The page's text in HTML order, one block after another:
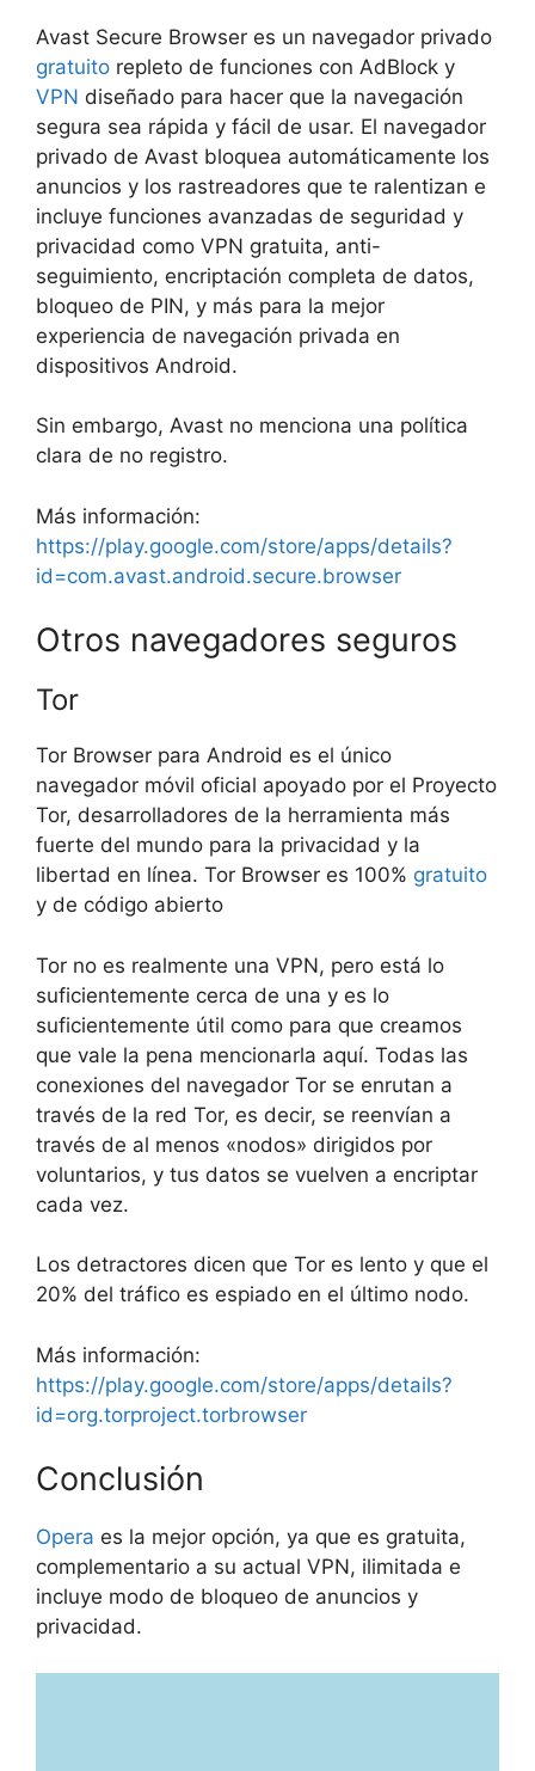
Avast Secure Browser es un navegador privado
gratuito repleto de funciones con AdBlock y
VPN diseñado para hacer que la navegación
segura sea rápida y fácil de usar. El navegador
privado de Avast bloquea automáticamente los
anuncios y los rastreadores que te ralentizan e
incluye funciones avanzadas de seguridad y
privacidad como VPN gratuita, anti-
seguimiento, encriptación completa de datos,
bloqueo de PIN, y más para la mejor
experiencia de navegación privada en
dispositivos Android.
Sin embargo, Avast no menciona una política
clara de no registro.
Más información:
https://play.google.com/store/apps/details?
id=com.avast.android.secure.browser
Otros navegadores seguros
Tor
Tor Browser para Android es el único
navegador móvil oficial apoyado por el Proyecto
Tor, desarrolladores de la herramienta más
fuerte del mundo para la privacidad y la
libertad en línea. Tor Browser es 100% gratuito
y de código abierto
Tor no es realmente una VPN, pero está lo
suficientemente cerca de una y es lo
suficientemente útil como para que creamos
que vale la pena mencionarla aquí. Todas las
conexiones del navegador Tor se enrutan a
través de la red Tor, es decir, se reenvían a
través de al menos «nodos» dirigidos por
voluntarios, y tus datos se vuelven a encriptar
cada vez.
Los detractores dicen que Tor es lento y que el
20% del tráfico es espiado en el último nodo.
Más información:
https://play.google.com/store/apps/details?
id=org.torproject.torbrowser
Conclusión
Opera es la mejor opción, ya que es gratuita,
complementario a su actual VPN, ilimitada e
incluye modo de bloqueo de anuncios y
privacidad.